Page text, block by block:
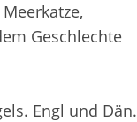
Geschlechte
Engl und Dän.